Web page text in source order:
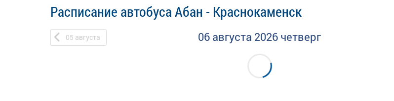
Расписание автобуса Абан - Краснокаменск
05 августа 06 августа 2026 четверг